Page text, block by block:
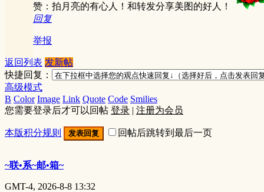
赞：拍月亮的有心人！和转发分享美图的好人！
回复
举报
返回列表 发新帖
快捷回复：
高级模式
B Color Image Link Quote Code Smilies
您需要登录后才可以回帖 登录 | 注册为会员
本版积分规则 发表回复 回帖后跳转到最后一页
~联•系~邮•箱~
GMT-4, 2026-8-8 13:32